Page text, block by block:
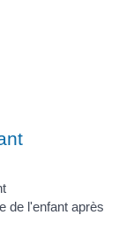
de l'enfant après